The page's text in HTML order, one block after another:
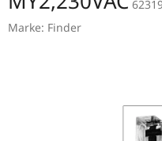
Marke: Finder